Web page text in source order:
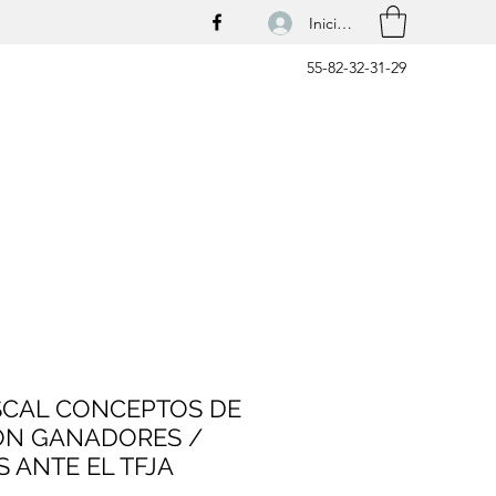
Iniciar sesión
55-82-32-31-29
CONCEPTOS DE
GANADORES /
ANTE EL TFJA